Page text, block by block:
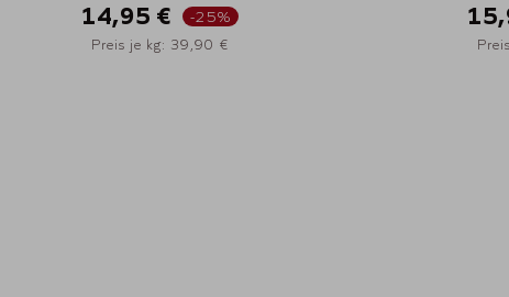
14,95 € -25%
Preis je kg: 39,90 €